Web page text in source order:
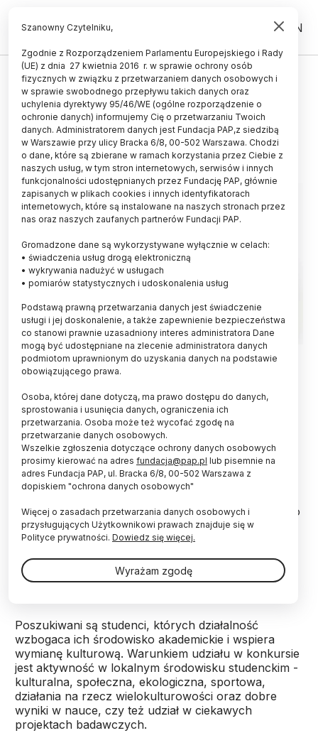
PL EN
Najlepsi studenci zagraniczni w
Polsce poszukiwani po raz szósty
04.12.2015
aktualizacja: 04.12.2015
2 minuty czytania
Fot. Fotolia
wzbogacają polskie środowisko akademickie,
można zgłaszać do konkursu Interstudent - na
najlepszego studenta zagranicznego w Polsce.
Kandydatury do szóstej edycji konkursu
przyjmowane są tylko do 10 grudnia.
tysięcy obcokrajowców ze 150 krajów. To właśnie do
nich kierowany jest konkurs Interstudent. "Chcemy
nagrodzić zagranicznych studentów, którzy budują
środowisko akademickie" - informuje organizująca
konkurs Fundacja Edukacyjna Perspektywy.
Poszukiwani są studenci, których działalność
wzbogaca ich środowisko akademickie i wspiera
wymianę kulturową. Warunkiem udziału w konkursie
jest aktywność w lokalnym środowisku studenckim -
kulturalna, społeczna, ekologiczna, sportowa,
działania na rzecz wielokulturowości oraz dobre
wyniki w nauce, czy też udział w ciekawych
projektach badawczych.
Szanowny Czytelniku,
Zgodnie z Rozporządzeniem Parlamentu Europejskiego i Rady
(UE) z dnia 27 kwietnia 2016 r. w sprawie ochrony osób
fizycznych w związku z przetwarzaniem danych osobowych i
w sprawie swobodnego przepływu takich danych oraz
uchylenia dyrektywy 95/46/WE (ogólne rozporządzenie o
ochronie danych) informujemy Cię o przetwarzaniu Twoich
danych. Administratorem danych jest Fundacja PAP,z siedzibą
w Warszawie przy ulicy Bracka 6/8, 00-502 Warszawa. Chodzi
o dane, które są zbierane w ramach korzystania przez Ciebie z
naszych usług, w tym stron internetowych, serwisów i innych
funkcjonalności udostępnianych przez Fundację PAP, głównie
zapisanych w plikach cookies i innych identyfikatorach
internetowych, które są instalowane na naszych stronach przez
nas oraz naszych zaufanych partnerów Fundacji PAP.
Gromadzone dane są wykorzystywane wyłącznie w celach:
• świadczenia usług drogą elektroniczną
• wykrywania nadużyć w usługach
• pomiarów statystycznych i udoskonalenia usług
Podstawą prawną przetwarzania danych jest świadczenie
usługi i jej doskonalenie, a także zapewnienie bezpieczeństwa
co stanowi prawnie uzasadniony interes administratora Dane
mogą być udostępniane na zlecenie administratora danych
podmiotom uprawnionym do uzyskania danych na podstawie
obowiązującego prawa.
Osoba, której dane dotyczą, ma prawo dostępu do danych,
sprostowania i usunięcia danych, ograniczenia ich
przetwarzania. Osoba może też wycofać zgodę na
przetwarzanie danych osobowych.
Wszelkie zgłoszenia dotyczące ochrony danych osobowych
prosimy kierować na adres fundacja@pap.pl lub pisemnie na
adres Fundacja PAP, ul. Bracka 6/8, 00-502 Warszawa z
dopiskiem "ochrona danych osobowych"
Więcej o zasadach przetwarzania danych osobowych i
przysługujących Użytkownikowi prawach znajduje się w
Polityce prywatności. Dowiedz się więcej.
Wyrażam zgodę